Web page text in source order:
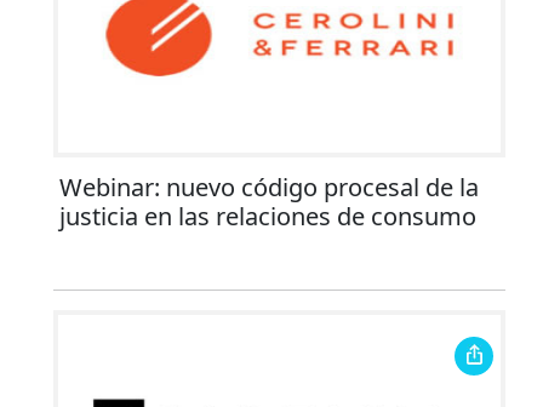
Webinar: nuevo código procesal de la
justicia en las relaciones de consumo